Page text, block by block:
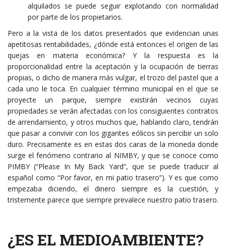
alquilados se puede seguir explotando con normalidad
por parte de los propietarios.
Pero a la vista de los datos presentados que evidencian unas
apetitosas rentabilidades, ¿dónde está entonces el origen de las
quejas en materia económica? Y la respuesta es la
proporcionalidad entre la aceptación y la ocupación de tierras
propias, o dicho de manera más vulgar, el trozo del pastel que a
cada uno le toca. En cualquier término municipal en el que se
proyecte un parque, siempre existirán vecinos cuyas
propiedades se verán afectadas con los consiguientes contratos
de arrendamiento, y otros muchos que, hablando claro, tendrán
que pasar a convivir con los gigantes eólicos sin percibir un solo
duro. Precisamente es en estas dos caras de la moneda donde
surge el fenómeno contrario al NIMBY, y que se conoce como
PIMBY (“Please In My Back Yard”, que se puede traducir al
español como “Por favor, en mi patio trasero”). Y es que como
empezaba diciendo, el dinero siempre es la cuestión, y
tristemente parece que siempre prevalece nuestro patio trasero.
¿ES EL MEDIOAMBIENTE?